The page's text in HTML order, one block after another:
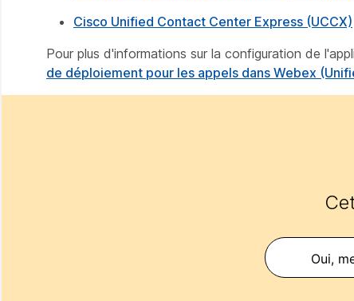
Cisco Unified Contact Center Express (UCCX)
Pour plus d'informations sur la configuration de
de déploiement pour les appels dans Webex
Oui,